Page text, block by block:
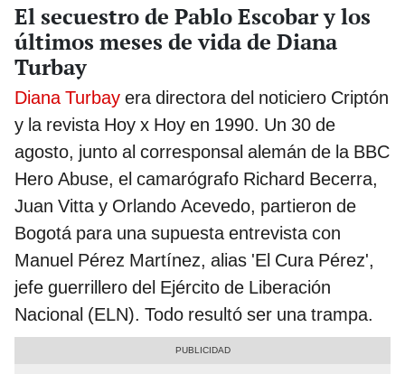
El secuestro de Pablo Escobar y los
últimos meses de vida de Diana
Turbay
Diana Turbay era directora del noticiero Criptón
y la revista Hoy x Hoy en 1990. Un 30 de
agosto, junto al corresponsal alemán de la BBC
Hero Abuse, el camarógrafo Richard Becerra,
Juan Vitta y Orlando Acevedo, partieron de
Bogotá para una supuesta entrevista con
Manuel Pérez Martínez, alias 'El Cura Pérez',
jefe guerrillero del Ejército de Liberación
Nacional (ELN). Todo resultó ser una trampa.